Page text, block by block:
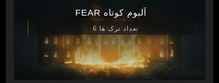
آلبوم کوتاه FEAR
تعداد ترک ها 6